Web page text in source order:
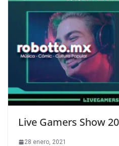
Live Gamers Show
28 enero, 2021